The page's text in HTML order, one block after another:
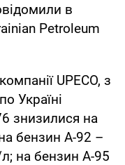
в
Petroleum
UPECO, з
Україні
знизилися на
бензин А-92 –
на бензин А-95